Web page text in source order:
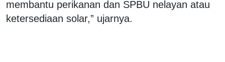
membantu perikanan dan SPBU nelayan atau
ketersediaan solar,” ujarnya.